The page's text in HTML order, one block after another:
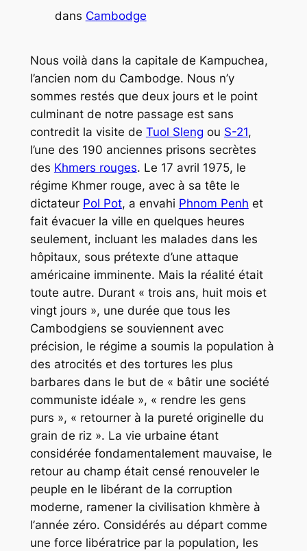
dans Cambodge
Nous voilà dans la capitale de Kampuchea,
l’ancien nom du Cambodge. Nous n’y
sommes restés que deux jours et le point
culminant de notre passage est sans
contredit la visite de Tuol Sleng ou S-21,
l’une des 190 anciennes prisons secrètes
des Khmers rouges. Le 17 avril 1975, le
régime Khmer rouge, avec à sa tête le
dictateur Pol Pot, a envahi Phnom Penh et
fait évacuer la ville en quelques heures
seulement, incluant les malades dans les
hôpitaux, sous prétexte d’une attaque
américaine imminente. Mais la réalité était
toute autre. Durant « trois ans, huit mois et
vingt jours », une durée que tous les
Cambodgiens se souviennent avec
précision, le régime a soumis la population à
des atrocités et des tortures les plus
barbares dans le but de « bâtir une société
communiste idéale », « rendre les gens
purs », « retourner à la pureté originelle du
grain de riz ». La vie urbaine étant
considérée fondamentalement mauvaise, le
retour au champ était censé renouveler le
peuple en le libérant de la corruption
moderne, ramener la civilisation khmère à
l’année zéro. Considérés au départ comme
une force libératrice par la population, les